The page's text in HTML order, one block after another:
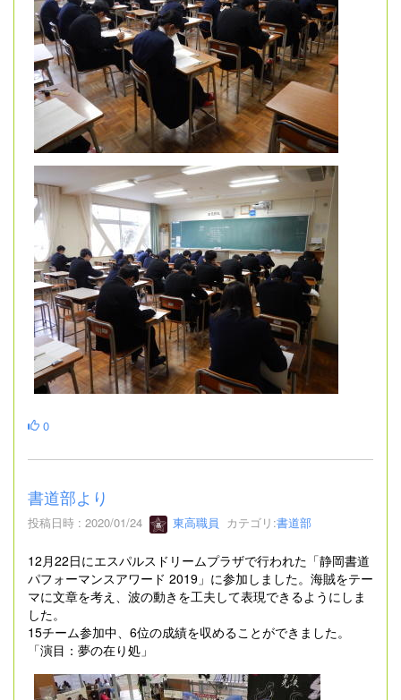
0
書道部より
投稿日時 : 2020/01/24 東高職員 カテゴリ:書道部
12月22日にエスパルスドリームプラザで行われた「静岡書道
パフォーマンスアワード 2019」に参加しました。海賊をテー
マに文章を考え、波の動きを工夫して表現できるようにしま
した。
15チーム参加中、6位の成績を収めることができました。
「演目：夢の在り処」